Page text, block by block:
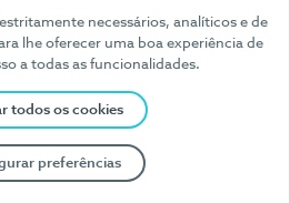
necessários, analíticos e de
lhe oferecer uma boa experiência de
a todas as funcionalidades.
todos os cookies
preferências